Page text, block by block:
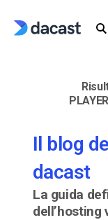
Il blog
dacast
La guida
dell’hosting